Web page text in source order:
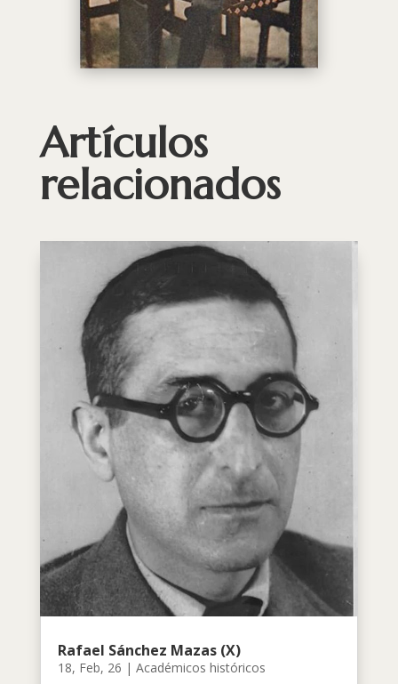
Artículos
relacionados
Rafael Sánchez Mazas (X)
18, Feb, 26 | Académicos históricos